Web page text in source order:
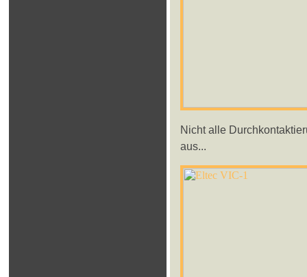
Nicht alle
aus...